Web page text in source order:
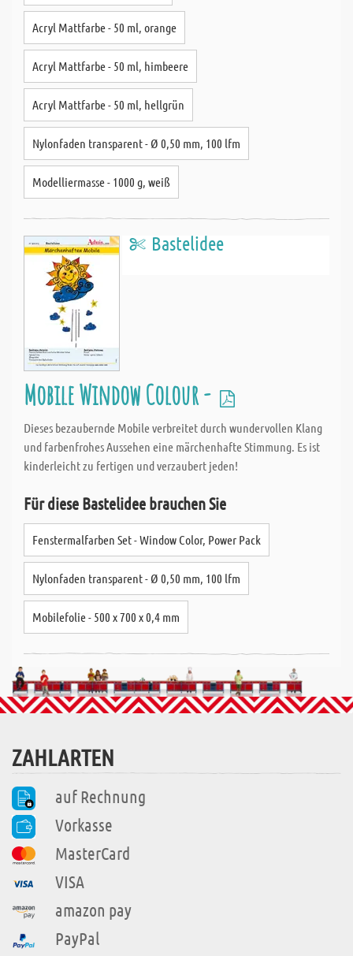
Acryl Mattfarbe - 50 ml, orange
Acryl Mattfarbe - 50 ml, himbeere
Acryl Mattfarbe - 50 ml, hellgrün
Nylonfaden transparent - Ø 0,50 mm, 100 lfm
Modelliermasse - 1000 g, weiß
Bastelidee
Mobile Window Colour -
Dieses bezaubernde Mobile verbreitet durch wundervollen Klang
und farbenfrohes Aussehen eine märchenhafte Stimmung. Es ist
kinderleicht zu fertigen und verzaubert jeden!
Für diese Bastelidee brauchen Sie
Fenstermalfarben Set - Window Color, Power Pack
Nylonfaden transparent - Ø 0,50 mm, 100 lfm
Mobilefolie - 500 x 700 x 0,4 mm
ZAHLARTEN
auf Rechnung
Vorkasse
MasterCard
VISA
amazon pay
PayPal